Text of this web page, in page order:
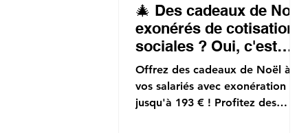
🎄 Des cadeaux de Noël
exonérés de cotisations
sociales ? Oui, c'est
possible ! 🎄
Offrez des cadeaux de Noël à
vos salariés avec exonération
jusqu'à 193 € ! Profitez des